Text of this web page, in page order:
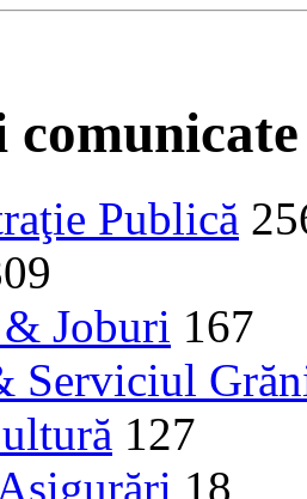
comunicate
Publică
Joburi 167
Serviciul
127
18